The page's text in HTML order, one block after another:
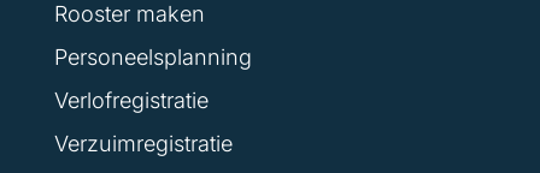
Rooster maken
Personeelsplanning
Verlofregistratie
Verzuimregistratie